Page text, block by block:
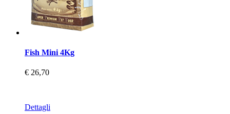
Fish Mini 4Kg
€ 26,70
Dettagli